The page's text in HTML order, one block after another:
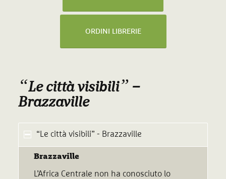
ORDINI LIBRERIE
“Le città visibili” –
Brazzaville
“Le città visibili” - Brazzaville
Brazzaville
L’Africa Centrale non ha conosciuto lo